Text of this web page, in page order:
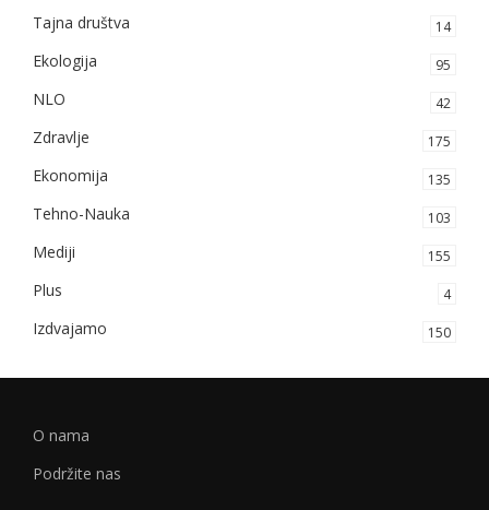
Tajna društva 14
Ekologija 95
NLO 42
Zdravlje 175
Ekonomija 135
Tehno-Nauka 103
Mediji 155
Plus 4
Izdvajamo 150
O nama
Podržite nas